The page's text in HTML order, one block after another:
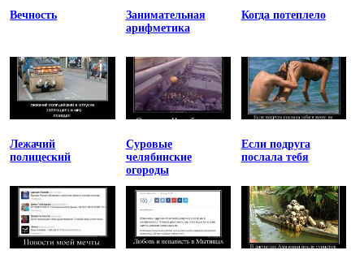
Вечность
Занимательная
арифметика
Когда потеплело
Лежачий
полицеский
Суровые
челябинские
огороды
Если подруга
послала тебя